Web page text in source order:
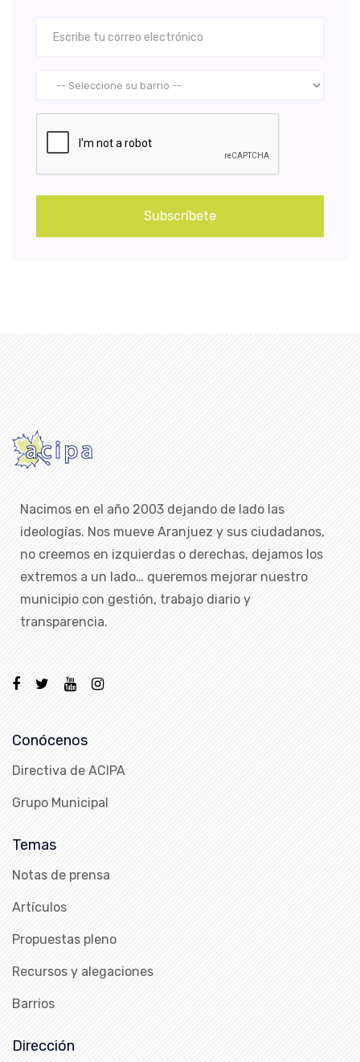
Subscríbete
Nacimos en el año 2003 dejando de lado las
ideologías. Nos mueve Aranjuez y sus ciudadanos,
no creemos en izquierdas o derechas, dejamos los
extremos a un lado… queremos mejorar nuestro
municipio con gestión, trabajo diario y
transparencia.
Conócenos
Directiva de ACIPA
Grupo Municipal
Temas
Notas de prensa
Artículos
Propuestas pleno
Recursos y alegaciones
Barrios
Dirección